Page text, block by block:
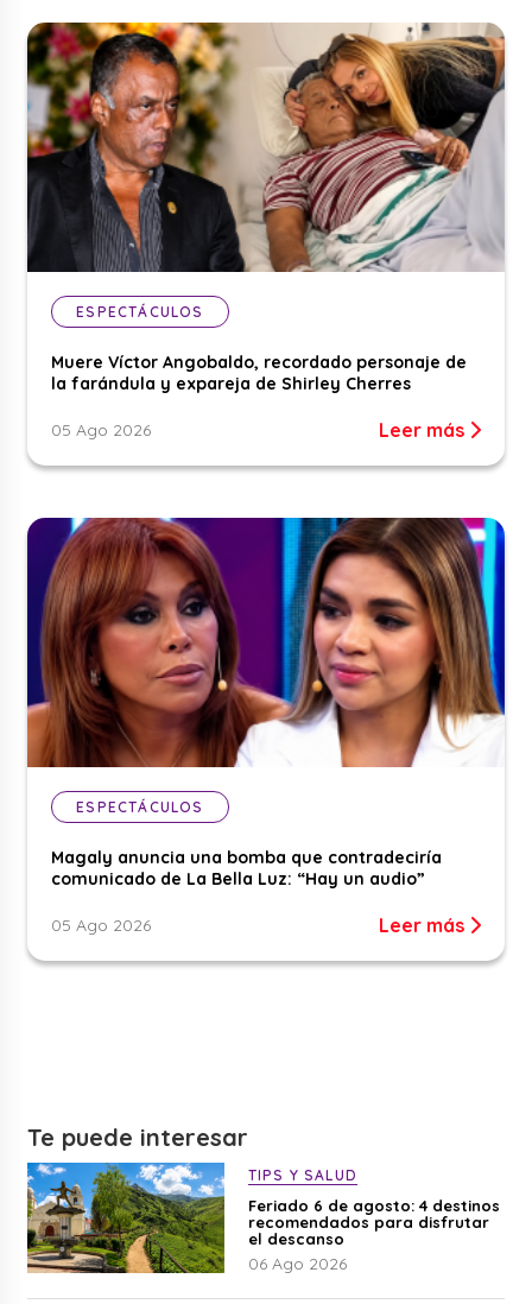
ESPECTÁCULOS
Muere Víctor Angobaldo, recordado personaje de
la farándula y expareja de Shirley Cherres
05 Ago 2026 Leer más
ESPECTÁCULOS
Magaly anuncia una bomba que contradeciría
comunicado de La Bella Luz: “Hay un audio”
05 Ago 2026 Leer más
Te puede interesar
TIPS Y SALUD
Feriado 6 de agosto: 4 destinos
recomendados para disfrutar
el descanso
06 Ago 2026